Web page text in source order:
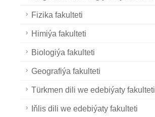
Fizika fakulteti
Himiýa fakulteti
Biologiýa fakulteti
Geografiýa fakulteti
Türkmen dili we edebiýaty fakulteti
Iňlis dili we edebiýaty fakulteti